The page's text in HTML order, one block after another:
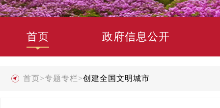
首页 政府信息公开
首页>专题专栏>创建全国文明城市